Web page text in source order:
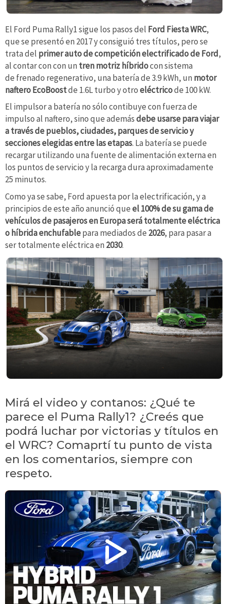
El Ford Puma Rally1 sigue los pasos del Ford Fiesta WRC,
que se presentó en 2017 y consiguió tres títulos, pero se
trata del primer auto de competición electrificado de Ford,
al contar con con un tren motriz híbridocon sistema
de frenado regenerativo, una batería de 3.9 kWh, un motor
naftero EcoBoostde 1.6L turbo y otroeléctricode 100 kW.
El impulsor a batería no sólo contibuye con fuerza de
impulso al naftero, sino que ademásdebe usarse para viajar
a través de pueblos, ciudades, parques de servicio y
secciones elegidas entre las etapas. La batería se puede
recargar utilizando una fuente de alimentación externa en
los puntos de servicio y la recarga dura aproximadamente
25 minutos.
Como ya se sabe, Ford apuesta por la electrificación, y a
principios de este año anunció queel 100% de su gama de
vehículos de pasajeros en Europa será totalmente eléctrica
o híbrida enchufablepara mediados de 2026, para pasar a
ser totalmente eléctrica en 2030.
Mirá el video y contanos: ¿Qué te
parece el Puma Rally1? ¿Creés que
podrá luchar por victorias y títulos en
el WRC? Comaprtí tu punto de vista
en los comentarios, siempre con
respeto.